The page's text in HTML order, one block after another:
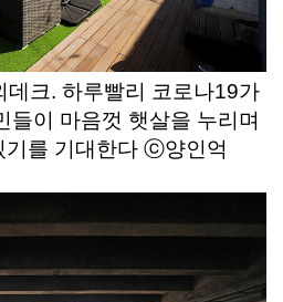
데크. 하루빨리 코로나19가
들이 마음껏 햇살을 누리며
기를 기대한다 ⓒ양인억